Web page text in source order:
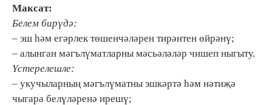
Максат:
Белем бирүдә:
– эш һәм егәрлек төшенчәләрен тирәнтен өйрәнү;
– алынган мәгълүматларны мәсьәләләр чишеп ныгыту.
Үстерелешле:
– укучыларның мәгълүматны эшкәртә һәм нәтиҗә
чыгара белүләренә ирешү;